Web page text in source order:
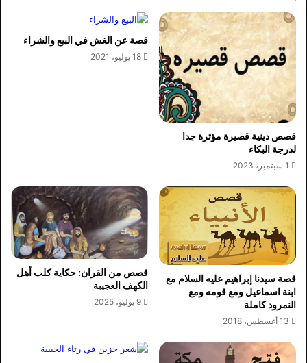
قصص دينية قصيرة مؤثرة جدا
لدرجة البكاء
1 سبتمبر، 2023
قصة عن الغش في البيع والشراء
18 يوليو، 2021
قصة سيدنا إبراهيم عليه السلام مع
ابنة اسماعيل ومع قومه ومع
النمرود كاملة
13 أغسطس، 2018
قصص من القران: حكاية كلب أهل
الكهف العجيبة
9 يوليو، 2025